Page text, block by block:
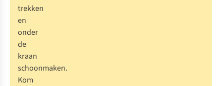
trekken
en
onder
de
kraan
schoonmaken.
Kom